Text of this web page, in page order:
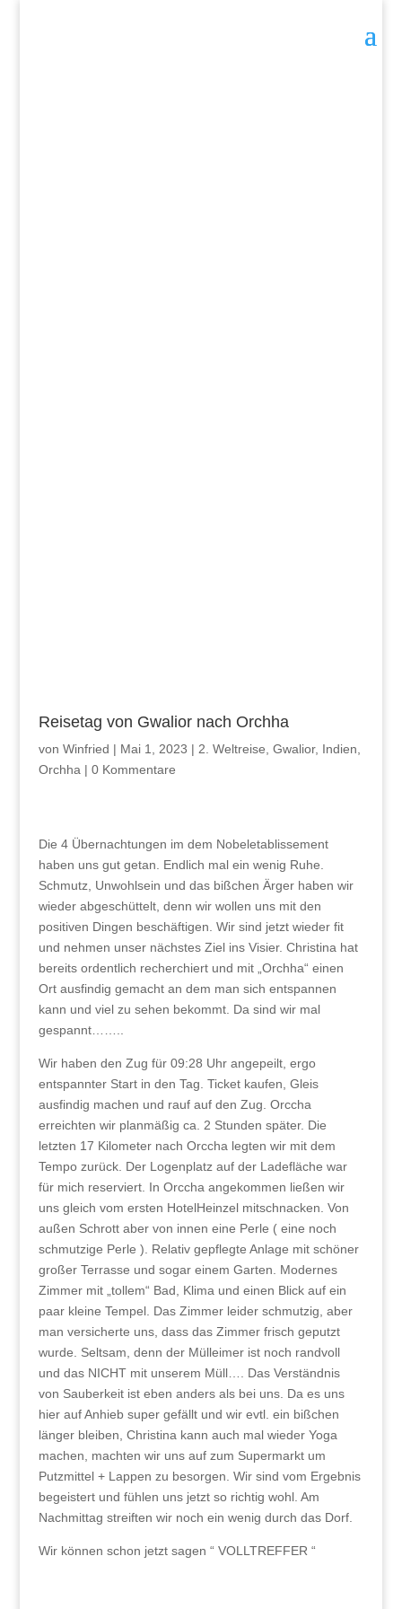
Reisetag von Gwalior nach Orchha
von Winfried | Mai 1, 2023 | 2. Weltreise Gwalior, Indien
Orchha | 0 Kommentare
Die 4 Übernachtungen im dem Nobeletablissement
haben uns gut getan. Endlich mal ein wenig Ruhe.
Schmutz, Unwohlsein und das bißchen Ärger haben wir
wieder abgeschüttelt, denn wir wollen uns mit den
positiven Dingen beschäftigen. Wir sind jetzt wieder fit
und nehmen unser nächstes Ziel ins Visier. Christina hat
bereits ordentlich recherchiert und mit „Orchha“ einen
Ort ausfindig gemacht an dem man sich entspannen
kann und viel zu sehen bekommt. Da sind wir mal
gespannt……..
Wir haben den Zug für 09:28 Uhr angepeilt, ergo
entspannter Start in den Tag. Ticket kaufen, Gleis
ausfindig machen und rauf auf den Zug. Orccha
erreichten wir planmäßig ca. 2 Stunden später. Die
letzten 17 Kilometer nach Orccha legten wir mit dem
Tempo zurück. Der Logenplatz auf der Ladefläche war
für mich reserviert. In Orccha angekommen ließen wir
uns gleich vom ersten HotelHeinzel mitschnacken. Von
außen Schrott aber von innen eine Perle ( eine noch
schmutzige Perle ). Relativ gepflegte Anlage mit schöner
großer Terrasse und sogar einem Garten. Modernes
Zimmer mit „tollem“ Bad, Klima und einen Blick auf ein
paar kleine Tempel. Das Zimmer leider schmutzig, aber
man versicherte uns, dass das Zimmer frisch geputzt
wurde. Seltsam, denn der Mülleimer ist noch randvoll
und das NICHT mit unserem Müll…. Das Verständnis
von Sauberkeit ist eben anders als bei uns. Da es uns
hier auf Anhieb super gefällt und wir evtl. ein bißchen
länger bleiben, Christina kann auch mal wieder Yoga
machen, machten wir uns auf zum Supermarkt um
Putzmittel + Lappen zu besorgen. Wir sind vom Ergebnis
begeistert und fühlen uns jetzt so richtig wohl. Am
Nachmittag streiften wir noch ein wenig durch das Dorf.
Wir können schon jetzt sagen “ VOLLTREFFER “